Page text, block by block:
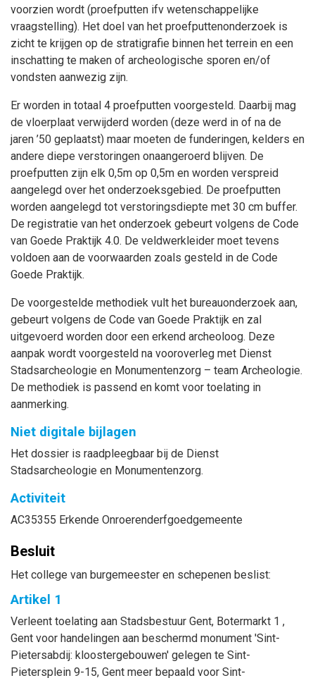
voorzien wordt (proefputten ifv wetenschappelijke
vraagstelling). Het doel van het proefputtenonderzoek is
zicht te krijgen op de stratigrafie binnen het terrein en een
inschatting te maken of archeologische sporen en/of
vondsten aanwezig zijn.
Er worden in totaal 4 proefputten voorgesteld. Daarbij mag
de vloerplaat verwijderd worden (deze werd in of na de
jaren ’50 geplaatst) maar moeten de funderingen, kelders en
andere diepe verstoringen onaangeroerd blijven. De
proefputten zijn elk 0,5m op 0,5m en worden verspreid
aangelegd over het onderzoeksgebied. De proefputten
worden aangelegd tot verstoringsdiepte met 30 cm buffer.
De registratie van het onderzoek gebeurt volgens de Code
van Goede Praktijk 4.0. De veldwerkleider moet tevens
voldoen aan de voorwaarden zoals gesteld in de Code
Goede Praktijk.
De voorgestelde methodiek vult het bureauonderzoek aan,
gebeurt volgens de Code van Goede Praktijk en zal
uitgevoerd worden door een erkend archeoloog. Deze
aanpak wordt voorgesteld na vooroverleg met Dienst
Stadsarcheologie en Monumentenzorg – team Archeologie.
De methodiek is passend en komt voor toelating in
aanmerking.
Niet digitale bijlagen
Het dossier is raadpleegbaar bij de Dienst
Stadsarcheologie en Monumentenzorg.
Activiteit
AC35355 Erkende Onroerenderfgoedgemeente
Besluit
Het college van burgemeester en schepenen beslist:
Artikel 1
Verleent toelating aan Stadsbestuur Gent, Botermarkt 1 ,
Gent voor handelingen aan beschermd monument 'Sint-
Pietersabdij: kloostergebouwen' gelegen te Sint-
Pietersplein 9-15, Gent meer bepaald voor Sint-